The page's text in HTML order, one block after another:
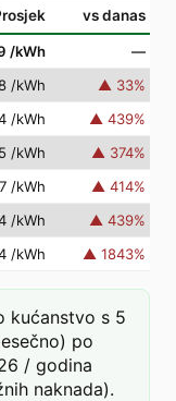
vs danas
/kWh
—
/kWh ▲ 33%
/kWh ▲ 439%
/kWh ▲ 374%
/kWh ▲ 414%
/kWh ▲ 439%
/kWh ▲ 1843%
kućanstvo s 5
po
/ godina
naknada).